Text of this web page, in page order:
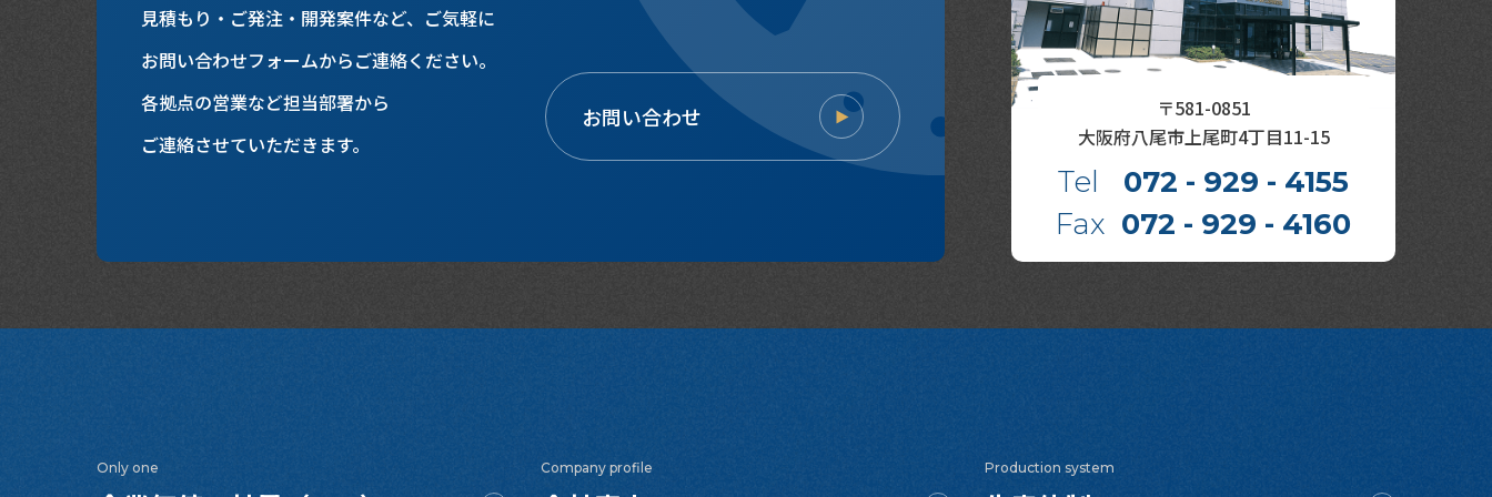
見積もり・ご発注・開発案件など、ご気軽に
お問い合わせフォームからご連絡ください。
各拠点の営業など担当部署から
ご連絡させていただきます。
お問い合わせ
〒581-0851
大阪府八尾市上尾町4丁目11-15
Tel
072 - 929 - 4155
Fax 072 - 929 - 4160
Only one Company profile Production system